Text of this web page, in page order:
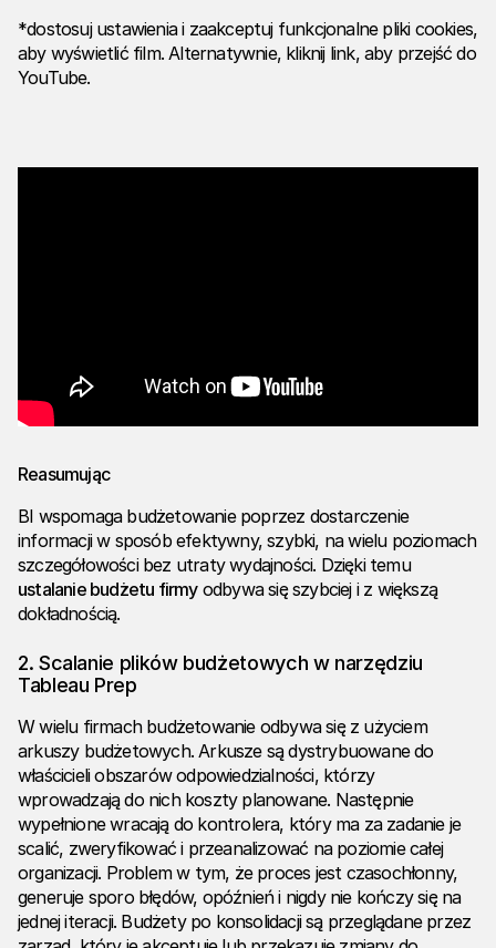
*dostosuj ustawienia i zaakceptuj funkcjonalne pliki cookies,
aby wyświetlić film. Alternatywnie, kliknij link, aby przejść do
YouTube.
Reasumując
BI wspomaga budżetowanie poprzez dostarczenie
informacji w sposób efektywny, szybki, na wielu poziomach
szczegółowości bez utraty wydajności. Dzięki temu
ustalanie budżetu firmyodbywa się szybciej i z większą
dokładnością.
2. Scalanie plików budżetowych w narzędziu
Tableau Prep
W wielu firmach budżetowanie odbywa się z użyciem
arkuszy budżetowych. Arkusze są dystrybuowane do
właścicieli obszarów odpowiedzialności, którzy
wprowadzają do nich koszty planowane. Następnie
wypełnione wracają do kontrolera, który ma za zadanie je
scalić, zweryfikować i przeanalizować na poziomie całej
organizacji. Problem w tym, że proces jest czasochłonny,
generuje sporo błędów, opóźnień i nigdy nie kończy się na
jednej iteracji. Budżety po konsolidacji są przeglądane przez